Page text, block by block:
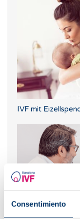
Consentimiento
IVF mit